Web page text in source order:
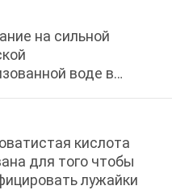
на сильной
воде в
кислота
для того чтобы
лужайки